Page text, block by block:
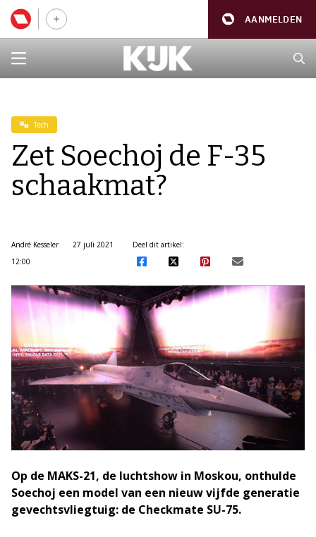
AANMELDEN
Tech
Zet Soechoj de F-35
schaakmat?
André Kesseler
27 juli 2021
12:00
Deel dit artikel:
Op de MAKS-21, de luchtshow in Moskou, onthulde
Soechoj een model van een nieuw vijfde generatie
gevechtsvliegtuig: de Checkmate SU-75.